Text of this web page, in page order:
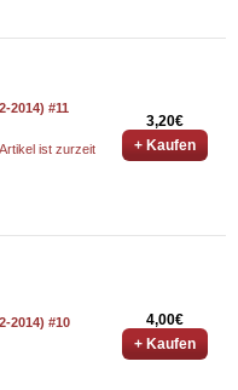
2014) #11
ist zurzeit
3,20€
+ Kaufen
2014) #10
4,00€
+ Kaufen